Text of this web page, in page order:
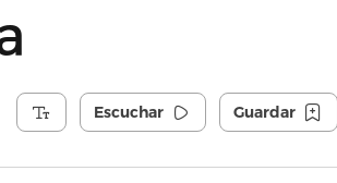
Escuchar Guardar